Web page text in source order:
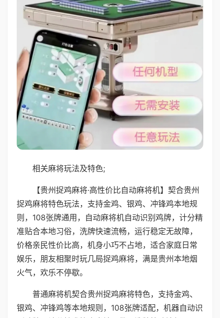
相关麻将玩法及特色;
【贵州捉鸡麻将·高性价比自动麻将机】契合贵州
捉鸡麻将特色玩法，支持金鸡、银鸡、冲锋鸡本地规
则，108张牌通用，自动麻将机自动识别鸡牌，计分精
准贴合本地习俗，洗牌快速流畅，运行稳定无故障，
价格亲民性价比高，机身小巧不占地，适合家庭日常
娱乐，朋友相聚时玩几局捉鸡麻将，满是贵州本地烟
火气，欢乐不停歇。
普通麻将机契合贵州捉鸡麻将特色，支持金鸡、
银鸡、冲锋鸡等本地规则，108张牌适配，机器自动识